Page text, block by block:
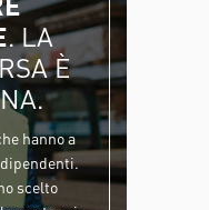
. LA
È
hanno a
scelto